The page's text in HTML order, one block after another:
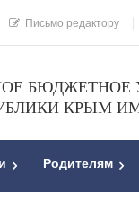
Письмо редактору
БЮДЖЕТНОЕ
КРЫМ
Родителям